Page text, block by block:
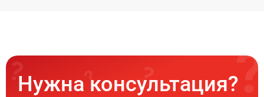
Нужна консультация?